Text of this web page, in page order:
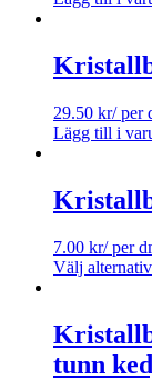
29.50 kr/ per
Lägg till i
7.00 kr/ per
Välj alternativ
tunn